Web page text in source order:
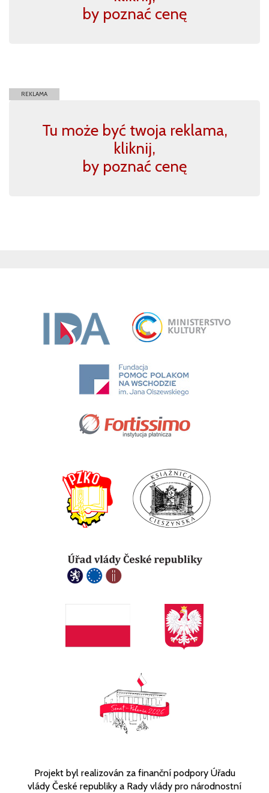
by poznać cenę
REKLAMA
Tu może być twoja reklama,
kliknij,
by poznać cenę
Projekt byl realizován za finanční podpory Úřadu
vlády České republiky a Rady vlády pro národnostní